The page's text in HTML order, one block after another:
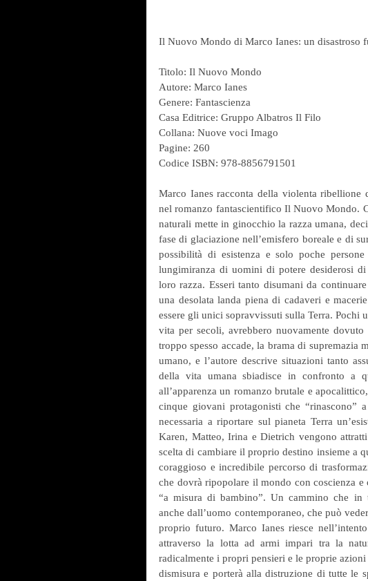
Il Nuovo Mondo di Marco Ianes: un disastroso
Titolo: Il Nuovo Mondo
Autore: Marco Ianes
Genere: Fantascienza
Casa Editrice: Gruppo Albatros Il Filo
Collana: Nuove voci Imago
Pagine: 260
Codice ISBN: 978-8856791501
Marco Ianes racconta della violenta ribellione
nel romanzo fantascientifico Il Nuovo Mondo.
naturali mette in ginocchio la razza umana,
fase di glaciazione nell’emisfero boreale e di
possibilità di esistenza e solo poche
lungimiranza di uomini di potere desiderosi
loro razza. Esseri tanto disumani da
una desolata landa piena di cadaveri e
essere gli unici sopravvissuti sulla Terra.
vita per secoli, avrebbero nuovamente
troppo spesso accade, la brama di supremazia
umano, e l’autore descrive situazioni tanto
della vita umana sbiadisce in confronto a
all’apparenza un romanzo brutale e
cinque giovani protagonisti che “rinascono”
necessaria a riportare sul pianeta Terra
Karen, Matteo, Irina e Dietrich vengono
scelta di cambiare il proprio destino insieme a
coraggioso e incredibile percorso di
che dovrà ripopolare il mondo con coscienza e
“a misura di bambino”. Un cammino che in
anche dall’uomo contemporaneo, che può
proprio futuro. Marco Ianes riesce
attraverso la lotta ad armi impari tra la
radicalmente i propri pensieri e le proprie
dismisura e porterà alla distruzione di tutte le